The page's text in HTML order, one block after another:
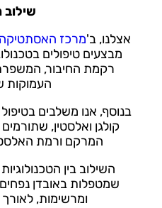
אצלנו, ב'מרכז
מבצעים טיפולים
רקמת החיבור,
העמוקות
בנוסף, אנו משלבים
קולגן ואלסטין,
המרקם ורמת
השילוב בין
שמטפלות באובדן
ומרשימות,